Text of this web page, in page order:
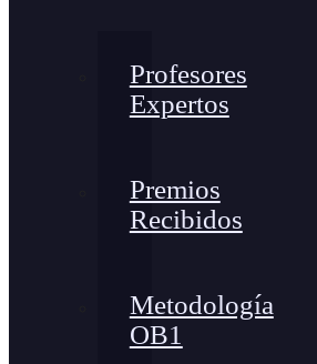
Profesores
Expertos
Premios
Recibidos
Metodología
OB1